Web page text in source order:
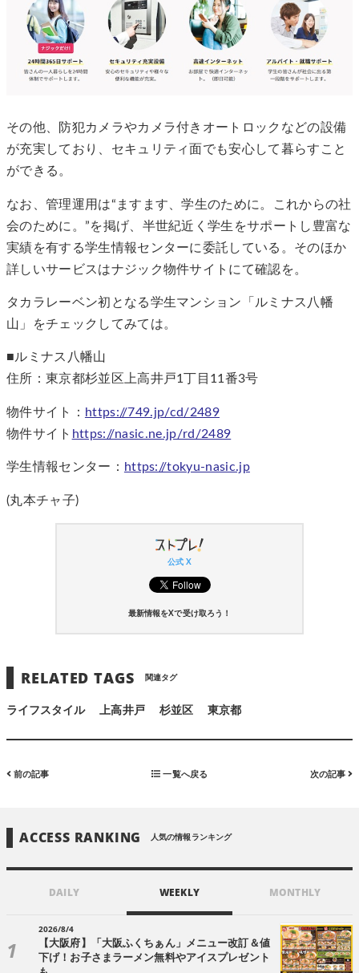
その他、防犯カメラやカメラ付きオートロックなどの設備
が充実しており、セキュリティ面でも安心して暮らすこと
ができる。
なお、管理運用は“ますます、学生のために。これからの社
会のために。”を掲げ、半世紀近く学生をサポートし豊富な
実績を有する学生情報センターに委託している。そのほか
詳しいサービスはナジック物件サイトにて確認を。
タカラレーベン初となる学生マンション「ルミナス八幡
山」をチェックしてみては。
■ルミナス八幡山
住所：東京都杉並区上高井戸1丁目11番3号
物件サイト： https://749.jp/cd/2489
物件サイト https://nasic.ne.jp/rd/2489
学生情報センター： https://tokyu-nasic.jp
(丸本チャ子)
公式 X
最新情報をXで受け取ろう！
RELATED TAGS 関連タグ
ライフスタイル 上高井戸 杉並区 東京都
前の記事 一覧へ戻る 次の記事
ACCESS RANKING 人気の情報ランキング
DAILY WEEKLY MONTHLY
2026/8/4
【大阪府】「大阪ふくちぁん」メニュー改訂＆値
下げ！お子さまラーメン無料やアイスプレゼント